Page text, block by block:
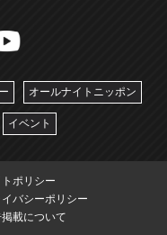
オールナイトニッポン
イベント
ポリシー
イバシーポリシー
掲載について